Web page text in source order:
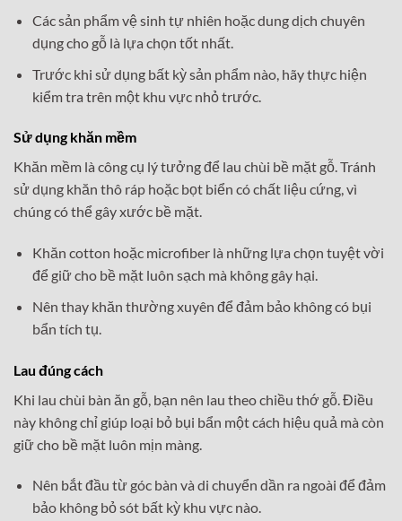
Các sản phẩm vệ sinh tự nhiên hoặc dung dịch chuyên
dụng cho gỗ là lựa chọn tốt nhất.
Trước khi sử dụng bất kỳ sản phẩm nào, hãy thực hiện
kiểm tra trên một khu vực nhỏ trước.
Sử dụng khăn mềm
Khăn mềm là công cụ lý tưởng để lau chùi bề mặt gỗ. Tránh
sử dụng khăn thô ráp hoặc bọt biển có chất liệu cứng, vì
chúng có thể gây xước bề mặt.
Khăn cotton hoặc microfiber là những lựa chọn tuyệt vời
để giữ cho bề mặt luôn sạch mà không gây hại.
Nên thay khăn thường xuyên để đảm bảo không có bụi
bẩn tích tụ.
Lau đúng cách
Khi lau chùi bàn ăn gỗ, bạn nên lau theo chiều thớ gỗ. Điều
này không chỉ giúp loại bỏ bụi bẩn một cách hiệu quả mà còn
giữ cho bề mặt luôn mịn màng.
Nên bắt đầu từ góc bàn và di chuyển dần ra ngoài để đảm
bảo không bỏ sót bất kỳ khu vực nào.